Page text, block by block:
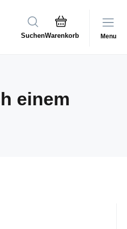
Suchen Menu
einem